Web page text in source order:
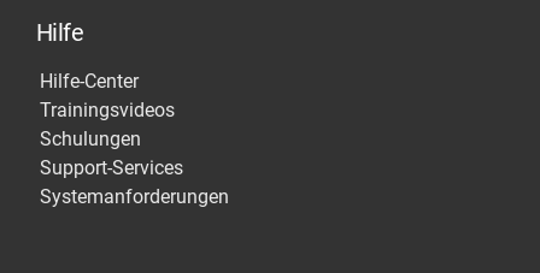
Hilfe
Hilfe-Center
Trainingsvideos
Schulungen
Support-Services
Systemanforderungen